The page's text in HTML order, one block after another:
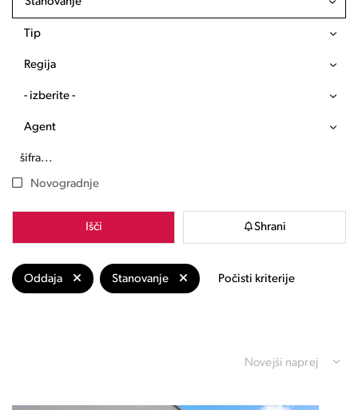
Tip
Regija
- izberite -
Agent
Novogradnje
Išči Shrani
Oddaja Stanovanje Počisti kriterije
Novejši naprej